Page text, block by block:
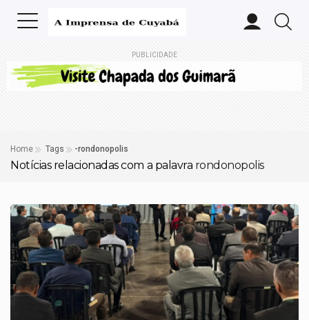
PUBLICIDADE
Home Tags -rondonopolis
Notícias relacionadas com a palavra rondonopolis